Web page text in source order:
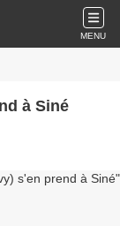
MENU
à Siné